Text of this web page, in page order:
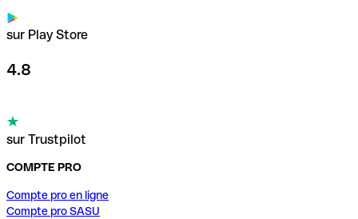
sur Play Store
4.8
sur Trustpilot
COMPTE PRO
Compte pro en ligne
Compte pro SASU